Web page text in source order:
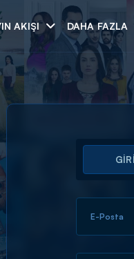
AKIŞI DAHA FAZLA
E-Posta